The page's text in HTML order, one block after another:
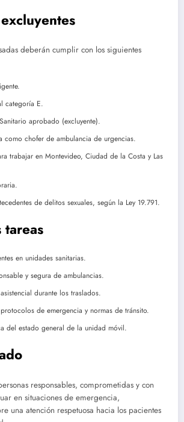
deberán cumplir con los siguientes
categoría E.
aprobado (excluyente).
como chofer de ambulancia de urgencias.
trabajar en Montevideo, Ciudad de la Costa y Las
de delitos sexuales, según la Ley 19.791.
tareas
en unidades sanitarias.
y segura de ambulancias.
durante los traslados.
de emergencia y normas de tránsito.
del estado general de la unidad móvil.
responsables, comprometidas y con
en situaciones de emergencia,
una atención respetuosa hacia los pacientes